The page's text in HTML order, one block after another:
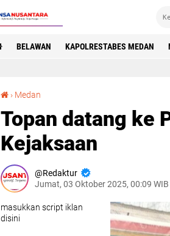
BELAWAN KAPOLRESTABES MEDAN
› Medan
Topan datang ke
Kejaksaan
Redaktur
Jumat, 03 Oktober 2025, 00:09 WIB
masukkan script iklan
disini